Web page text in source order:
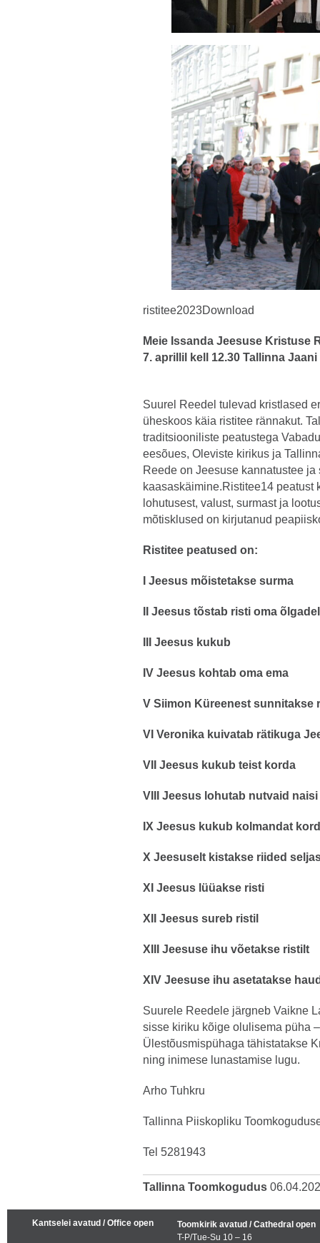
ristitee2023Download
Meie Issanda Jeesuse Kristuse
7. aprillil kell 12.30 Tallinna
Suurel Reedel tulevad kristlased
üheskoos käia ristitee rännakut.
traditsiooniliste peatustega
eesõues, Oleviste kirikus ja
Reede on Jeesuse kannatustee
kaasaskäimine.Ristitee14 peatust
lohutusest, valust, surmast ja
mõtisklused on kirjutanud
Ristitee peatused on:
I Jeesus mõistetakse surma
II Jeesus tõstab risti oma
III Jeesus kukub
IV Jeesus kohtab oma ema
V Siimon Küreenest sunnitakse
VI Veronika kuivatab rätikuga
VII Jeesus kukub teist korda
VIII Jeesus lohutab nutvaid naisi
IX Jeesus kukub kolmandat
X Jeesuselt kistakse riided
XI Jeesus lüüakse risti
XII Jeesus sureb ristil
XIII Jeesuse ihu võetakse ristilt
XIV Jeesuse ihu asetatakse
Suurele Reedele järgneb Vaikne
sisse kiriku kõige olulisema püha
Ülestõusmispühaga tähistatakse
ning inimese lunastamise lugu.
Arho Tuhkru
Tallinna Piiskopliku
Tel 5281943
Tallinna Toomkogudus
Kantselei avatud / Office open
Toomkirik avatud / Cathedral open
T-P/Tue-Su 10 – 16